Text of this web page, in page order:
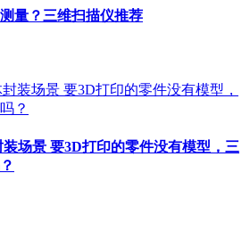
量？三维扫描仪推荐
场景 要3D打印的零件没有模型，三